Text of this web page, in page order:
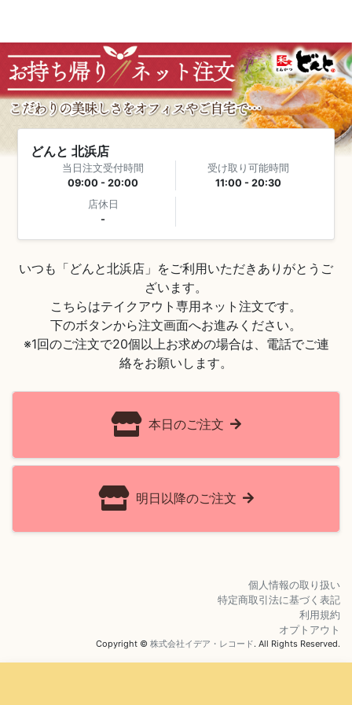
どんと 北浜店
当日注文受付時間
09:00 - 20:00
受け取り可能時間
11:00 - 20:30
店休日
-
いつも「どんと北浜店」をご利用いただきありがとうご
ざいます。
こちらはテイクアウト専用ネット注文です。
下のボタンから注文画面へお進みください。
※1回のご注文で20個以上お求めの場合は、電話でご連
絡をお願いします。
本日のご注文
明日以降のご注文
個人情報の取り扱い
特定商取引法に基づく表記
利用規約
オプトアウト
Copyright © 株式会社イデア・レコード. All Rights Reserved.